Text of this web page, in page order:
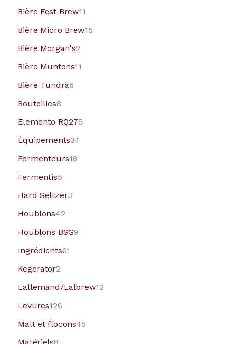
Bière Fest Brew11
Bière Micro Brew15
Bière Morgan's2
Bière Muntons11
Bière Tundra6
Bouteilles8
Elemento RQ275
Équipements34
Fermenteurs18
Fermentis5
Hard Seltzer3
Houblons42
Houblons BSG9
Ingrédients61
Kegerator2
Lallemand/Lalbrew12
Levures126
Malt et flocons45